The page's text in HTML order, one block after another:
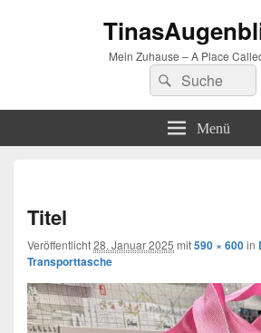
Mein Zuhause – A Place
Suchen
nach:
Suchen
Menü
Titel
Veröffentlicht28. Januar 2025 mit590 × 600in
Transporttasche